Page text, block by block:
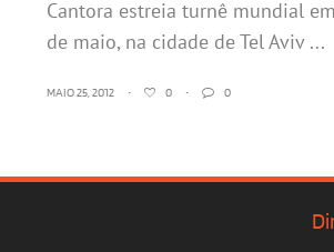
Cantora estreia turnê mundial
de maio, na cidade de Tel Aviv ...
MAIO 25, 2012 • 0 • 0